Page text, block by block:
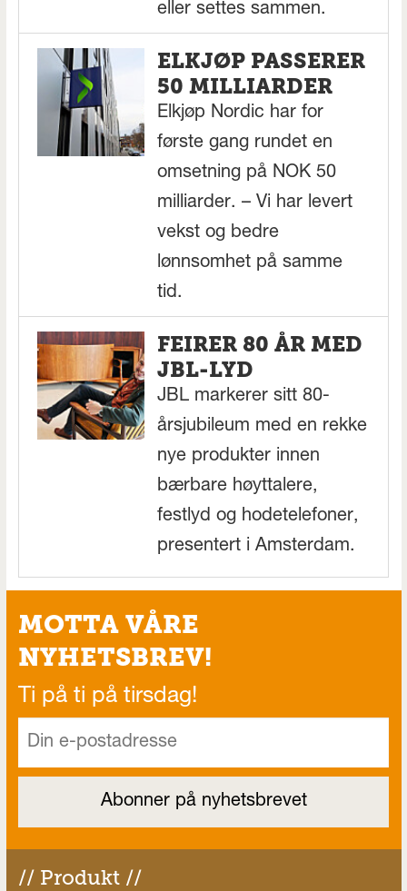
eller settes sammen.
ELKJØP PASSERER
50 MILLIARDER
Elkjøp Nordic har for
første gang rundet en
omsetning på NOK 50
milliarder. – Vi har levert
vekst og bedre
lønnsomhet på samme
tid.
FEIRER 80 ÅR MED
JBL-LYD
JBL markerer sitt 80-
årsjubileum med en rekke
nye produkter innen
bærbare høyttalere,
festlyd og hodetelefoner,
presentert i Amsterdam.
MOTTA VÅRE
NYHETSBREV!
Ti på ti på tirsdag!
// Produkt //